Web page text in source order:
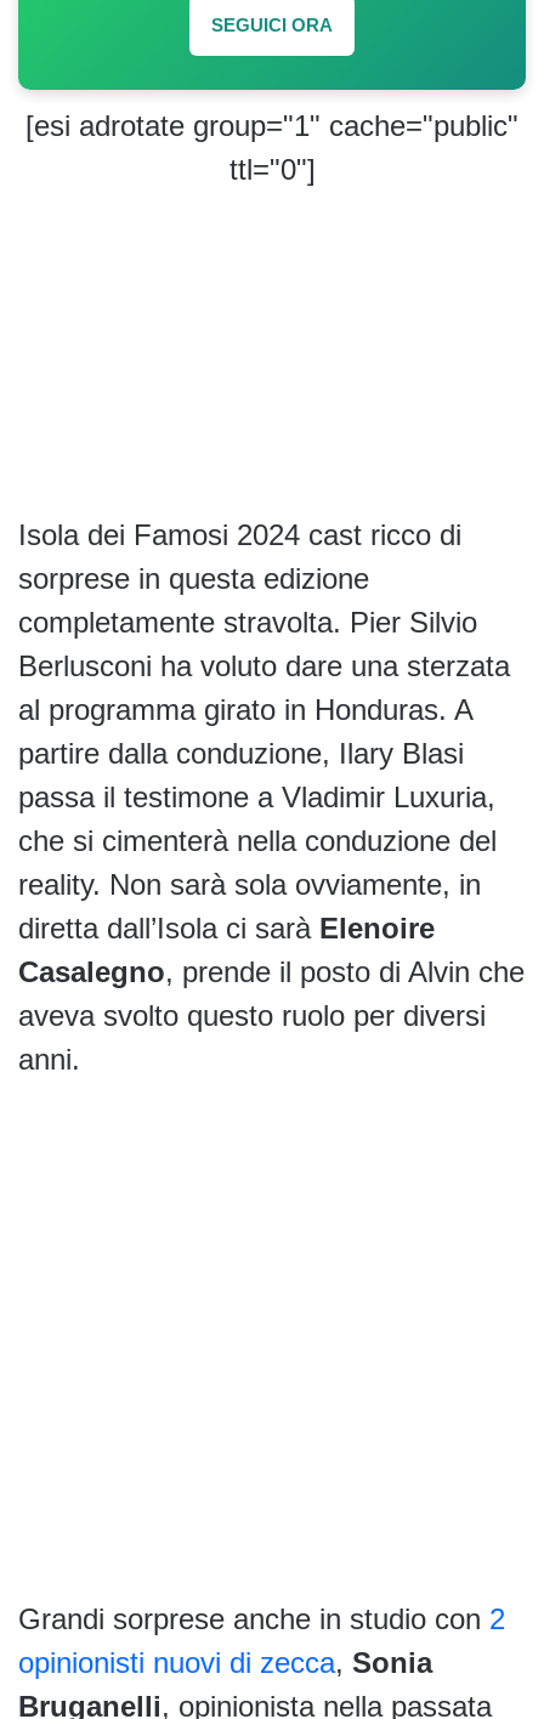
SEGUICI ORA
[esi adrotate group="1" cache="public"
ttl="0"]
Isola dei Famosi 2024 cast ricco di
sorprese in questa edizione
completamente stravolta. Pier Silvio
Berlusconi ha voluto dare una sterzata
al programma girato in Honduras. A
partire dalla conduzione, Ilary Blasi
passa il testimone a Vladimir Luxuria,
che si cimenterà nella conduzione del
reality. Non sarà sola ovviamente, in
diretta dall’Isola ci sarà Elenoire
Casalegno, prende il posto di Alvin che
aveva svolto questo ruolo per diversi
anni.
Grandi sorprese anche in studio con 2
opinionisti nuovi di zecca, Sonia
Bruganelli, opinionista nella passata